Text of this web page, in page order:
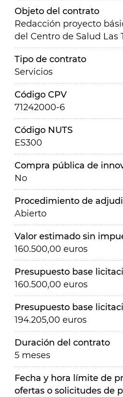
Objeto del contrato
Redacción proyecto
del Centro de Salud Las
Tipo de contrato
Servicios
Código CPV
71242000-6
Código NUTS
ES300
Compra pública de
No
Procedimiento de
Abierto
Valor estimado sin
160.500,00 euros
Presupuesto base
160.500,00 euros
Presupuesto base
194.205,00 euros
Duración del contrato
5 meses
Fecha y hora límite de
ofertas o solicitudes de